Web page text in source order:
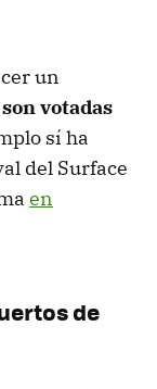
un
votadas
sí ha
del Surface
en
de